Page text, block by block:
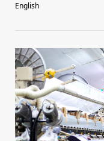
English